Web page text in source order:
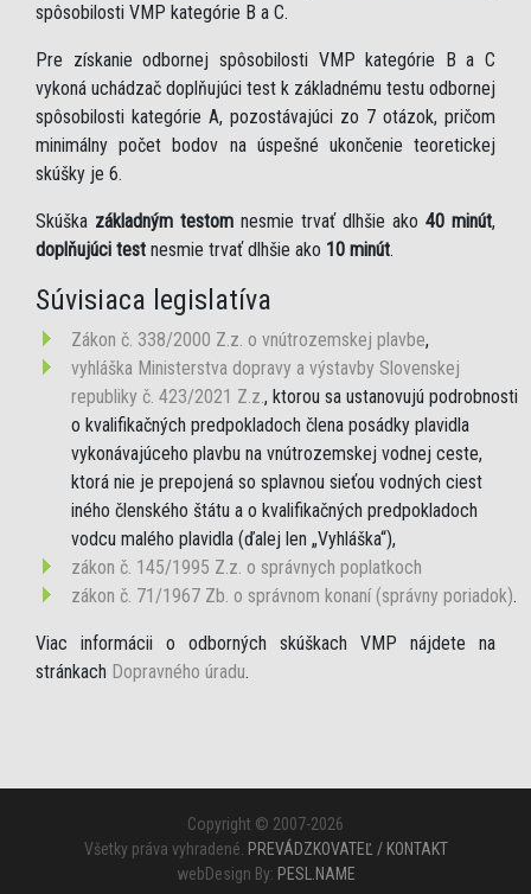
spôsobilosti VMP kategórie B a C.
Pre získanie odbornej spôsobilosti VMP kategórie B a C
vykoná uchádzač doplňujúci test k základnému testu odbornej
spôsobilosti kategórie A, pozostávajúci zo 7 otázok, pričom
minimálny počet bodov na úspešné ukončenie teoretickej
skúšky je 6.
Skúška základným testom nesmie trvať dlhšie ako 40 minút,
doplňujúci test nesmie trvať dlhšie ako 10 minút.
Súvisiaca legislatíva
Zákon č. 338/2000 Z.z. o vnútrozemskej plavbe,
vyhláška Ministerstva dopravy a výstavby Slovenskej
republiky č. 423/2021 Z.z., ktorou sa ustanovujú podrobnosti
o kvalifikačných predpokladoch člena posádky plavidla
vykonávajúceho plavbu na vnútrozemskej vodnej ceste,
ktorá nie je prepojená so splavnou sieťou vodných ciest
iného členského štátu a o kvalifikačných predpokladoch
vodcu malého plavidla (ďalej len „Vyhláška“),
zákon č. 145/1995 Z.z. o správnych poplatkoch
zákon č. 71/1967 Zb. o správnom konaní (správny poriadok).
Viac informácii o odborných skúškach VMP nájdete na
stránkach Dopravného úradu.
Copyright © 2007-2026
Všetky práva vyhradené. PREVÁDZKOVATEĽ / KONTAKT
webDesign By: PESL.NAME